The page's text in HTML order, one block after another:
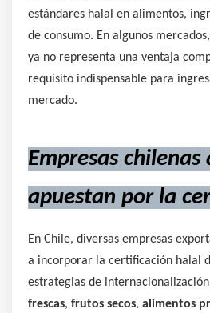
estándares halal en alimentos,
de consumo. En algunos
ya no representa una ventaja
requisito indispensable para
mercado.
Empresas chilenas
apuestan por la
En Chile, diversas empresas
a incorporar la certificación halal
estrategias de
frescas, frutos secos, alimentos